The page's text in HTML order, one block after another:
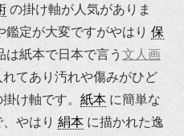
の掛け軸が人気がありま
鑑定が大変ですがやはり 保
は紙本で日本で言う 文人画
てあり汚れや傷みがひど
掛け軸です。 紙本 に簡単な
やはり 絹本 に描かれた逸